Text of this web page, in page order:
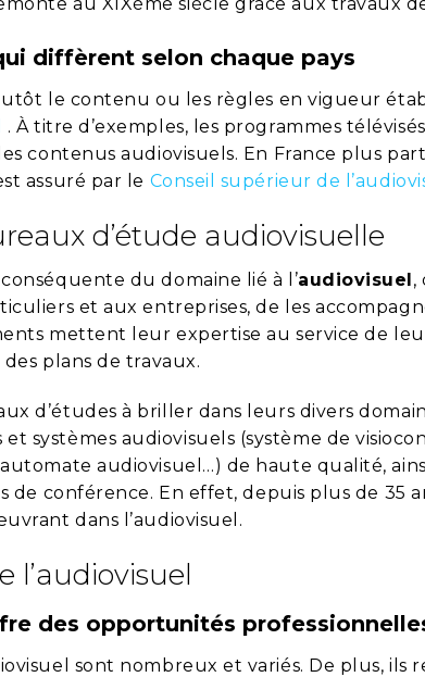
diffèrent selon chaque pays
le contenu ou les règles en vigueur
. À titre d’exemples, les programmes
contenus audiovisuels. En France plus
assuré par le Conseil supérieur de
d’étude audiovisuelle
conséquente du domaine lié à l’audiovisuel ,
et aux entreprises, de les
mettent leur expertise au service de
plans de travaux.
d’études à briller dans leurs divers
systèmes audiovisuels (système de
audiovisuel…) de haute qualité,
de conférence. En effet, depuis plus de 35
dans l’audiovisuel.
l’audiovisuel
des opportunités
sont nombreux et variés. De plus,